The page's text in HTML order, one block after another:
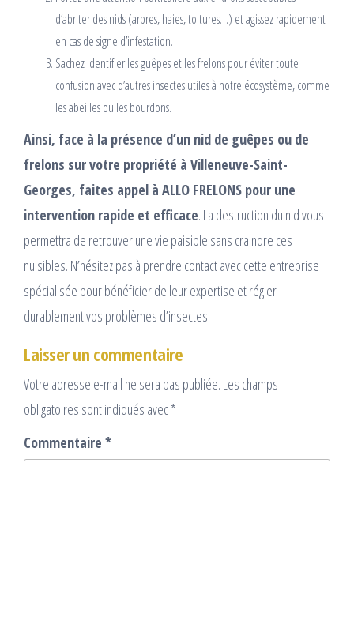
d’abriter des nids (arbres, haies, toitures…) et agissez rapidement
en cas de signe d’infestation.
Sachez identifier les guêpes et les frelons pour éviter toute
confusion avec d’autres insectes utiles à notre écosystème, comme
les abeilles ou les bourdons.
Ainsi, face à la présence d’un nid de guêpes ou de
frelons sur votre propriété à Villeneuve-Saint-
Georges, faites appel à ALLO FRELONS pour une
intervention rapide et efficace. La destruction du nid vous
permettra de retrouver une vie paisible sans craindre ces
nuisibles. N’hésitez pas à prendre contact avec cette entreprise
spécialisée pour bénéficier de leur expertise et régler
durablement vos problèmes d’insectes.
Laisser un commentaire
Votre adresse e-mail ne sera pas publiée. Les champs
obligatoires sont indiqués avec*
Commentaire *